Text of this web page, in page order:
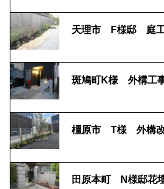
天理市 F様邸 庭
斑鳩町K様 外構工
橿原市 T様 外構
田原本町 N様邸花